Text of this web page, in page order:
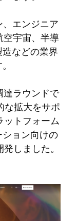
エンジニア
空宇宙、半導
などの業界
達ラウンドで
な拡大をサポ
ットフォーム
ョン向けの
しました。